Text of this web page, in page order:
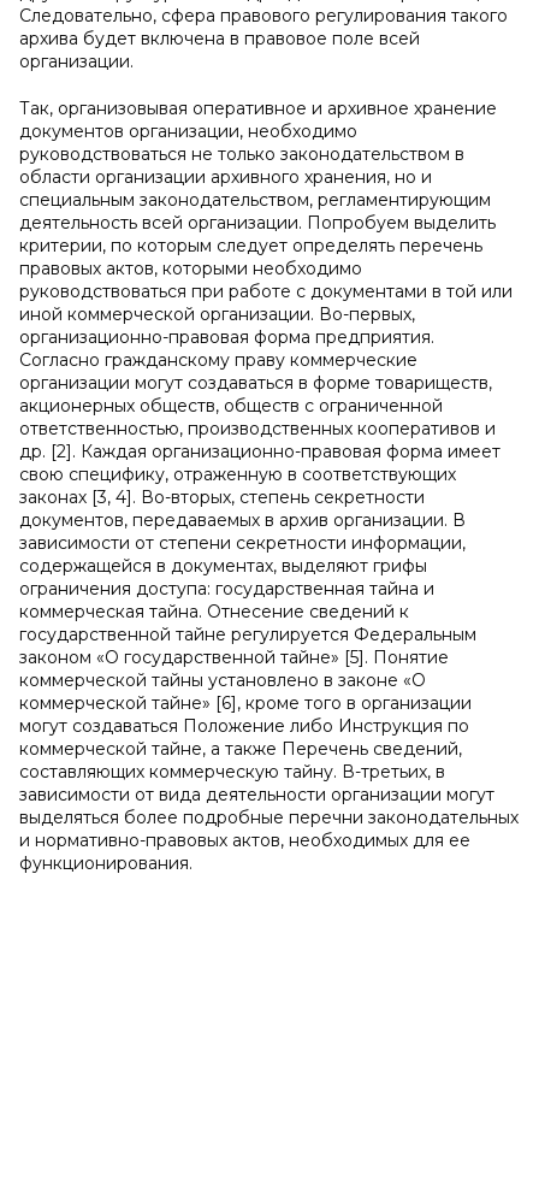
Следовательно, сфера правового регулирования такого
архива будет включена в правовое поле всей
организации.
Так, организовывая оперативное и архивное хранение
документов организации, необходимо
руководствоваться не только законодательством в
области организации архивного хранения, но и
специальным законодательством, регламентирующим
деятельность всей организации. Попробуем выделить
критерии, по которым следует определять перечень
правовых актов, которыми необходимо
руководствоваться при работе с документами в той или
иной коммерческой организации. Во-первых,
организационно-правовая форма предприятия.
Согласно гражданскому праву коммерческие
организации могут создаваться в форме товариществ,
акционерных обществ, обществ с ограниченной
ответственностью, производственных кооперативов и
др. [2]. Каждая организационно-правовая форма имеет
свою специфику, отраженную в соответствующих
законах [3, 4]. Во-вторых, степень секретности
документов, передаваемых в архив организации. В
зависимости от степени секретности информации,
содержащейся в документах, выделяют грифы
ограничения доступа: государственная тайна и
коммерческая тайна. Отнесение сведений к
государственной тайне регулируется Федеральным
законом «О государственной тайне» [5]. Понятие
коммерческой тайны установлено в законе «О
коммерческой тайне» [6], кроме того в организации
могут создаваться Положение либо Инструкция по
коммерческой тайне, а также Перечень сведений,
составляющих коммерческую тайну. В-третьих, в
зависимости от вида деятельности организации могут
выделяться более подробные перечни законодательных
и нормативно-правовых актов, необходимых для ее
функционирования.